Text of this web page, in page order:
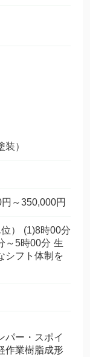
）
～350,000円
） (1)8時00分
～5時00分 生
シフト体制を
パー・スポイ
作業樹脂成形